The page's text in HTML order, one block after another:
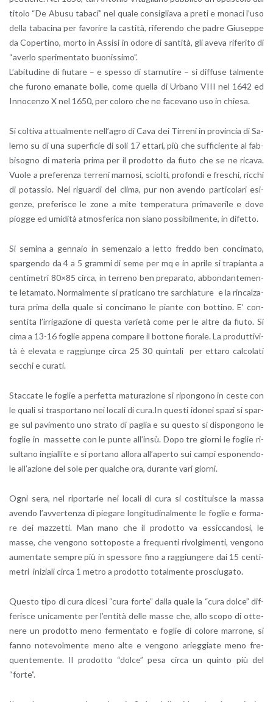
ti­to­lo “De Abusu ta­ba­ci” nel quale con­si­glia­va a preti e mo­na­ci l’uso
della ta­ba­ci­na per fa­vo­ri­re la ca­sti­tà, ri­fe­ren­do che padre Giu­sep­pe
da Co­per­ti­no, morto in As­si­si in odore di san­ti­tà, gli aveva ri­fe­ri­to di
“aver­lo spe­ri­men­ta­to buo­nis­si­mo”.
L’a­bi­tu­di­ne di fiu­ta­re – e spes­so di star­nu­ti­re – si dif­fu­se tal­men­te
che fu­ro­no ema­na­te bolle, come quel­la di Ur­ba­no VIII nel 1642 ed
In­no­cen­zo X nel 1650, per co­lo­ro che ne fa­ce­va­no uso in chie­sa.
Si col­ti­va at­tual­men­te nel­l’a­gro di Cava dei Tir­re­ni in pro­vin­cia di Sa­
ler­no su di una su­per­fi­cie di soli 17 et­ta­ri, più che suf­fi­cien­te al fab­
bi­so­gno di ma­te­ria prima per il pro­dot­to da fiuto che se ne ri­ca­va.
Vuole a pre­fe­ren­za ter­re­ni mar­no­si, sciol­ti, pro­fon­di e fre­schi, ric­chi
di po­tas­sio. Nei ri­guar­di del clima, pur non aven­do par­ti­co­la­ri esi­
gen­ze, pre­fe­ri­sce le zone a mite tem­pe­ra­tu­ra pri­ma­ve­ri­le e dove
piog­ge ed umi­di­tà at­mo­sfe­ri­ca non siano pos­si­bil­men­te, in di­fet­to.
Si se­mi­na a gen­na­io in se­men­za­io a letto fred­do ben con­ci­ma­to,
spar­gen­do da 4 a 5 gram­mi di seme per mq e in apri­le si tra­pian­ta a
cen­ti­me­tri 80×85 circa, in ter­re­no ben pre­pa­ra­to, ab­bon­dan­te­men­
te le­ta­ma­to. Nor­mal­men­te si pra­ti­ca­no tre sar­chia­tu­re e la rin­cal­za­
tu­ra prima della quale si con­ci­ma­no le pian­te con bot­ti­no. E’ con­
sen­ti­ta l’ir­ri­ga­zio­ne di que­sta va­rie­tà come per le altre da fiuto. Si
cima a 13-16 fo­glie ap­pe­na com­pa­re il bot­to­ne fio­ra­le. La pro­dut­ti­vi­
tà è ele­va­ta e rag­giun­ge circa 25 30 quin­ta­li per et­ta­ro cal­co­la­ti
sec­chi e cu­ra­ti.
Stac­ca­te le fo­glie a per­fet­ta ma­tu­ra­zio­ne si ri­pon­go­no in ceste con
le quali si tra­spor­ta­no nei lo­ca­li di cura.​In que­sti ido­nei spazi si spar­
ge sul pa­vi­men­to uno stra­to di pa­glia e su que­sto si di­spon­go­no le
fo­glie in mas­set­te con le punte al­l’in­sù. Dopo tre gior­ni le fo­glie ri­
sul­ta­no in­gial­li­te e si por­ta­no al­lo­ra al­l’a­per­to sui campi espo­nen­do­
le al­l’a­zio­ne del sole per qual­che ora, du­ran­te vari gior­ni.
Ogni sera, nel ri­por­tar­le nei lo­ca­li di cura si co­sti­tui­sce la massa
aven­do l’av­ver­ten­za di pie­ga­re lon­gi­tu­di­nal­men­te le fo­glie e for­ma­
re dei maz­zet­ti. Man mano che il pro­dot­to va es­sic­can­do­si, le
masse, che ven­go­no sot­to­po­ste a fre­quen­ti ri­vol­gi­men­ti, ven­go­no
au­men­ta­te sem­pre più in spes­so­re fino a rag­giun­ge­re dai 15 cen­ti­
me­tri ini­zia­li circa 1 metro a pro­dot­to to­tal­men­te pro­sciu­ga­to.
Que­sto tipo di cura di­ce­si “cura forte” dalla quale la “cura dolce” dif­
fe­ri­sce uni­ca­men­te per l’en­ti­tà delle masse che, allo scopo di ot­te­
ne­re un pro­dot­to meno fer­men­ta­to e fo­glie di co­lo­re mar­ro­ne, si
fanno no­te­vol­men­te meno alte e ven­go­no arieg­gia­te meno fre­
quen­te­men­te. Il pro­dot­to “dolce” pesa circa un quin­to più del
“forte”.